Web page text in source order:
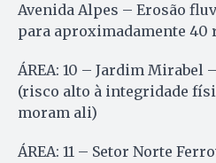
Avenida Alpes – Erosão
para aproximadamente 40
ÁREA: 10 – Jardim Mirabel
(risco alto à integridade
moram ali)
ÁREA: 11 – Setor Norte